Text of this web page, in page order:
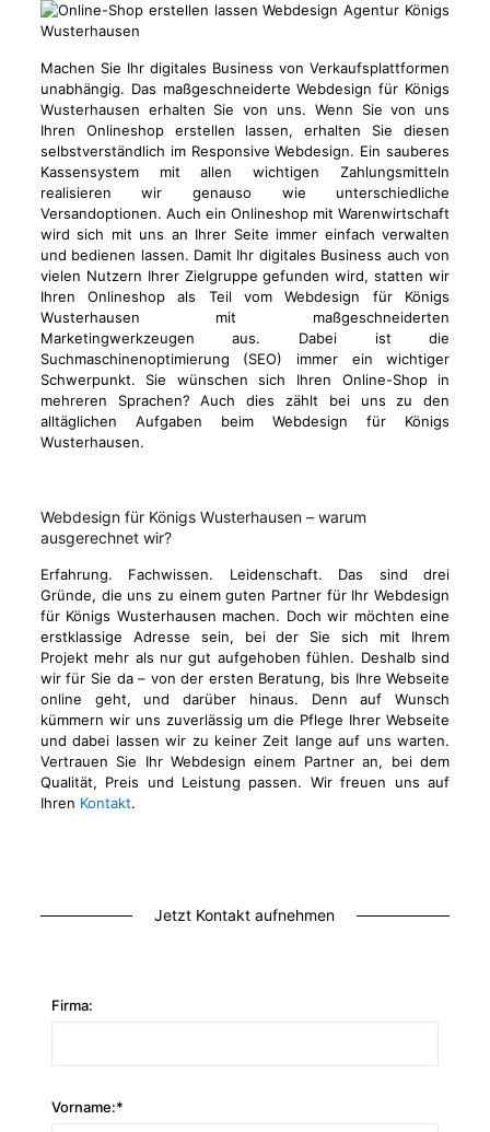
Machen Sie Ihr digitales Business von Verkaufsplattformen
unabhängig. Das maßgeschneiderte Webdesign für Königs
Wusterhausen erhalten Sie von uns. Wenn Sie von uns
Ihren Onlineshop erstellen lassen, erhalten Sie diesen
selbstverständlich im Responsive Webdesign. Ein sauberes
Kassensystem mit allen wichtigen Zahlungsmitteln
realisieren wir genauso wie unterschiedliche
Versandoptionen. Auch ein Onlineshop mit Warenwirtschaft
wird sich mit uns an Ihrer Seite immer einfach verwalten
und bedienen lassen. Damit Ihr digitales Business auch von
vielen Nutzern Ihrer Zielgruppe gefunden wird, statten wir
Ihren Onlineshop als Teil vom Webdesign für Königs
Wusterhausen mit maßgeschneiderten
Marketingwerkzeugen aus. Dabei ist die
Suchmaschinenoptimierung (SEO) immer ein wichtiger
Schwerpunkt. Sie wünschen sich Ihren Online-Shop in
mehreren Sprachen? Auch dies zählt bei uns zu den
alltäglichen Aufgaben beim Webdesign für Königs
Wusterhausen.
Webdesign für Königs Wusterhausen – warum
ausgerechnet wir?
Erfahrung. Fachwissen. Leidenschaft. Das sind drei
Gründe, die uns zu einem guten Partner für Ihr Webdesign
für Königs Wusterhausen machen. Doch wir möchten eine
erstklassige Adresse sein, bei der Sie sich mit Ihrem
Projekt mehr als nur gut aufgehoben fühlen. Deshalb sind
wir für Sie da – von der ersten Beratung, bis Ihre Webseite
online geht, und darüber hinaus. Denn auf Wunsch
kümmern wir uns zuverlässig um die Pflege Ihrer Webseite
und dabei lassen wir zu keiner Zeit lange auf uns warten.
Vertrauen Sie Ihr Webdesign einem Partner an, bei dem
Qualität, Preis und Leistung passen. Wir freuen uns auf
Ihren Kontakt.
Jetzt Kontakt aufnehmen
Firma:
Vorname:*